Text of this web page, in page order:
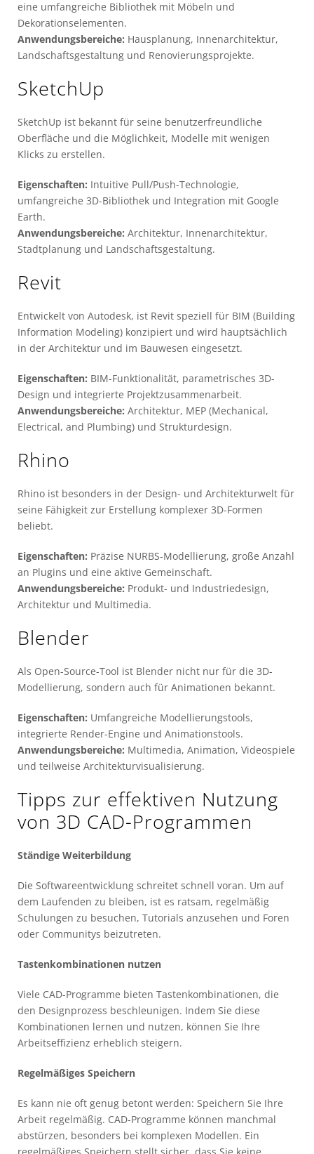
eine umfangreiche Bibliothek mit Möbeln und
Dekorationselementen.
Anwendungsbereiche: Hausplanung, Innenarchitektur,
Landschaftsgestaltung und Renovierungsprojekte.
SketchUp
SketchUp ist bekannt für seine benutzerfreundliche
Oberfläche und die Möglichkeit, Modelle mit wenigen
Klicks zu erstellen.
Eigenschaften: Intuitive Pull/Push-Technologie,
umfangreiche 3D-Bibliothek und Integration mit Google
Earth.
Anwendungsbereiche: Architektur, Innenarchitektur,
Stadtplanung und Landschaftsgestaltung.
Revit
Entwickelt von Autodesk, ist Revit speziell für BIM (Building
Information Modeling) konzipiert und wird hauptsächlich
in der Architektur und im Bauwesen eingesetzt.
Eigenschaften: BIM-Funktionalität, parametrisches 3D-
Design und integrierte Projektzusammenarbeit.
Anwendungsbereiche: Architektur, MEP (Mechanical,
Electrical, and Plumbing) und Strukturdesign.
Rhino
Rhino ist besonders in der Design- und Architekturwelt für
seine Fähigkeit zur Erstellung komplexer 3D-Formen
beliebt.
Eigenschaften: Präzise NURBS-Modellierung, große Anzahl
an Plugins und eine aktive Gemeinschaft.
Anwendungsbereiche: Produkt- und Industriedesign,
Architektur und Multimedia.
Blender
Als Open-Source-Tool ist Blender nicht nur für die 3D-
Modellierung, sondern auch für Animationen bekannt.
Eigenschaften: Umfangreiche Modellierungstools,
integrierte Render-Engine und Animationstools.
Anwendungsbereiche: Multimedia, Animation, Videospiele
und teilweise Architekturvisualisierung.
Tipps zur effektiven Nutzung
von 3D CAD-Programmen
Ständige Weiterbildung
Die Softwareentwicklung schreitet schnell voran. Um auf
dem Laufenden zu bleiben, ist es ratsam, regelmäßig
Schulungen zu besuchen, Tutorials anzusehen und Foren
oder Communitys beizutreten.
Tastenkombinationen nutzen
Viele CAD-Programme bieten Tastenkombinationen, die
den Designprozess beschleunigen. Indem Sie diese
Kombinationen lernen und nutzen, können Sie Ihre
Arbeitseffizienz erheblich steigern.
Regelmäßiges Speichern
Es kann nie oft genug betont werden: Speichern Sie Ihre
Arbeit regelmäßig. CAD-Programme können manchmal
abstürzen, besonders bei komplexen Modellen. Ein